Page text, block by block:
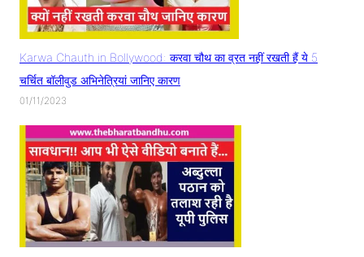
Karwa Chauth in Bollywood: करवा चौथ का व्रत नहीं रखती हैं ये 5
चर्चित बॉलीवुड अभिनेत्रियां जानिए कारण
01/11/2023